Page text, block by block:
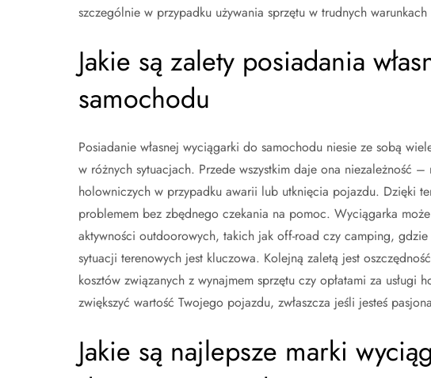
szczególnie w przypadku używania sprzętu w trudnych
Jakie są zalety posiadania
samochodu
Posiadanie własnej wyciągarki do samochodu niesie ze sobą
w różnych sytuacjach. Przede wszystkim daje ona niezależność
holowniczych w przypadku awarii lub utknięcia pojazdu. Dzięki
problemem bez zbędnego czekania na pomoc. Wyciągarka
aktywności outdoorowych, takich jak off-road czy camping,
sytuacji terenowych jest kluczowa. Kolejną zaletą jest
kosztów związanych z wynajmem sprzętu czy opłatami za
zwiększyć wartość Twojego pojazdu, zwłaszcza jeśli jesteś
Jakie są najlepsze marki